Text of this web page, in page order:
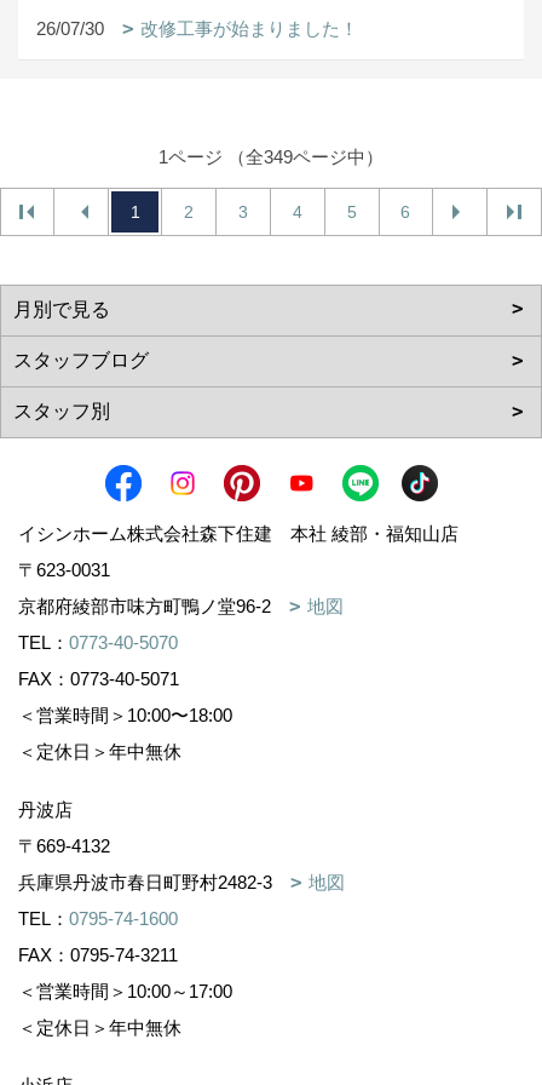
26/07/30 改修工事が始まりました！
1ページ （全349ページ中）
1 2 3 4 5 6
イシンホーム株式会社森下住建 本社 綾部・福知山店
〒623-0031
京都府綾部市味方町鴨ノ堂96-2
地図
TEL： 0773-40-5070
FAX：0773-40-5071
＜営業時間＞10:00〜18:00
＜定休日＞年中無休
丹波店
〒669-4132
兵庫県丹波市春日町野村2482-3
地図
TEL： 0795-74-1600
FAX：0795-74-3211
＜営業時間＞10:00～17:00
＜定休日＞年中無休